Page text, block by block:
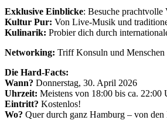
Exklusive Einblicke: Besuche prachtvolle
Kultur Pur: Von Live-Musik und
Kulinarik: Probier dich durch
Networking: Triff Konsuln und Menschen
Die Hard-Facts:
Wann? Donnerstag, 30. April 2026
Uhrzeit: Meistens von 18:00 bis ca. 22:00
Eintritt? Kostenlos!
Wo? Quer durch ganz Hamburg – von